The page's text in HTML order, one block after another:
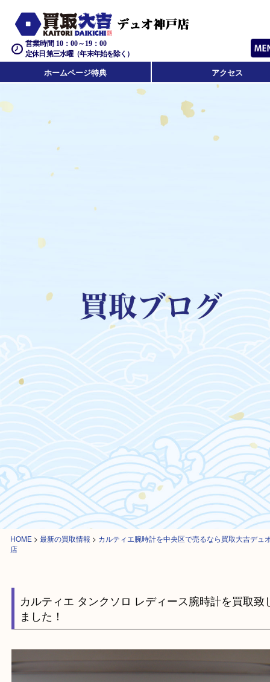
営業時間 10：00～19：00
定休日 第三水曜（年末年始を除く）
ホームページ特典 アクセス
店
カルティエ タンクソロ レディース腕時計を買
ました！